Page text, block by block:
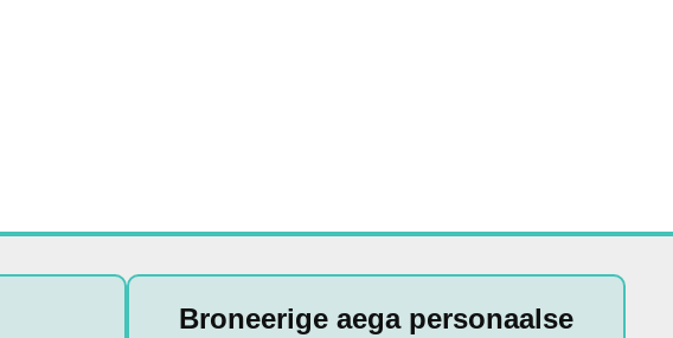
Broneerige aega personaalse